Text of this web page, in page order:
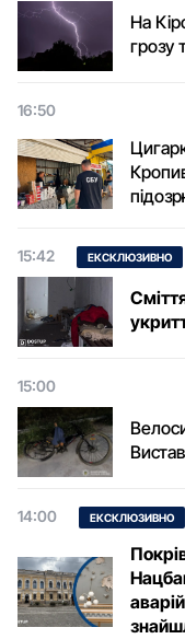
На
грозу
16:50
15:42 ЕКСКЛЮЗИВНО
15:00
14:00 ЕКСКЛЮЗИВНО